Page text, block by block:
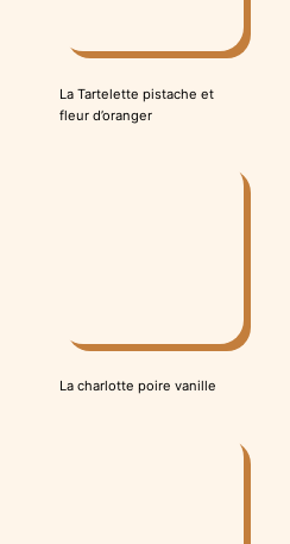
La Tartelette pistache et
fleur d’oranger
La charlotte poire vanille